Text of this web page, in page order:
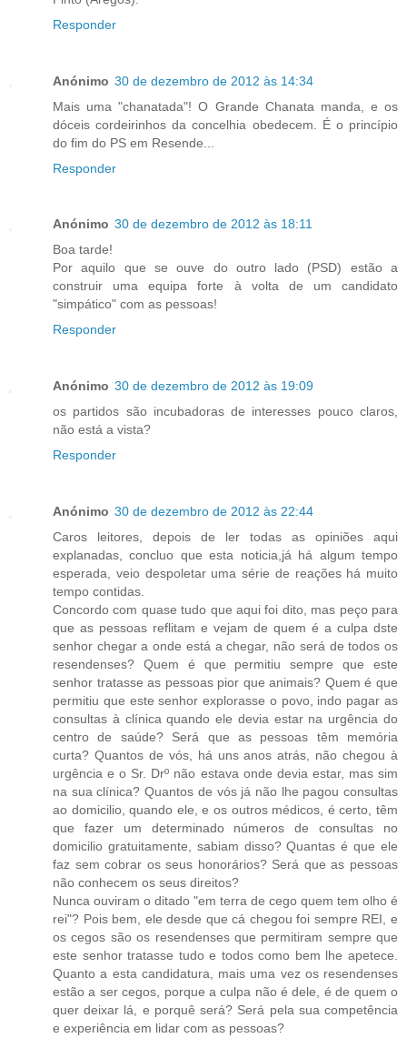
Responder
Anónimo 30 de dezembro de 2012 às 14:34
Mais uma "chanatada"! O Grande Chanata manda, e os
dóceis cordeirinhos da concelhia obedecem. É o princípio
do fim do PS em Resende...
Responder
Anónimo 30 de dezembro de 2012 às 18:11
Boa tarde!
Por aquilo que se ouve do outro lado (PSD) estão a
construir uma equipa forte à volta de um candidato
"simpático" com as pessoas!
Responder
Anónimo 30 de dezembro de 2012 às 19:09
os partidos são incubadoras de interesses pouco claros,
não está a vista?
Responder
Anónimo 30 de dezembro de 2012 às 22:44
Caros leitores, depois de ler todas as opiniões aqui
explanadas, concluo que esta noticia,já há algum tempo
esperada, veio despoletar uma série de reações há muito
tempo contidas.
Concordo com quase tudo que aqui foi dito, mas peço para
que as pessoas reflitam e vejam de quem é a culpa dste
senhor chegar a onde está a chegar, não será de todos os
resendenses? Quem é que permitiu sempre que este
senhor tratasse as pessoas pior que animais? Quem é que
permitiu que este senhor explorasse o povo, indo pagar as
consultas à clínica quando ele devia estar na urgência do
centro de saúde? Será que as pessoas têm memória
curta? Quantos de vós, há uns anos atrás, não chegou à
urgência e o Sr. Drº não estava onde devia estar, mas sim
na sua clínica? Quantos de vós já não lhe pagou consultas
ao domicilio, quando ele, e os outros médicos, é certo, têm
que fazer um determinado números de consultas no
domicilio gratuitamente, sabiam disso? Quantas é que ele
faz sem cobrar os seus honorários? Será que as pessoas
não conhecem os seus direitos?
Nunca ouviram o ditado "em terra de cego quem tem olho é
rei"? Pois bem, ele desde que cá chegou foi sempre REI, e
os cegos são os resendenses que permitiram sempre que
este senhor tratasse tudo e todos como bem lhe apetece.
Quanto a esta candidatura, mais uma vez os resendenses
estão a ser cegos, porque a culpa não é dele, é de quem o
quer deixar lá, e porquê será? Será pela sua competência
e experiência em lidar com as pessoas?